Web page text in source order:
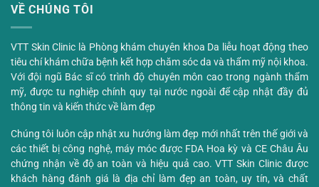
VỀ CHÚNG TÔI
VTT Skin Clinic là Phòng khám chuyên khoa Da liễu hoạt động theo
tiêu chí khám chữa bệnh kết hợp chăm sóc da và thẩm mỹ nội khoa.
Với đội ngũ Bác sĩ có trình độ chuyên môn cao trong ngành thẩm
mỹ, được tu nghiệp chính quy tại nước ngoài để cập nhật đầy đủ
thông tin và kiến thức về làm đẹp
Chúng tôi luôn cập nhật xu hướng làm đẹp mới nhất trên thế giới và
các thiết bị công nghệ, máy móc được FDA Hoa kỳ và CE Châu Âu
chứng nhận về độ an toàn và hiệu quả cao. VTT Skin Clinic được
khách hàng đánh giá là địa chỉ làm đẹp an toàn, uy tín, và chất